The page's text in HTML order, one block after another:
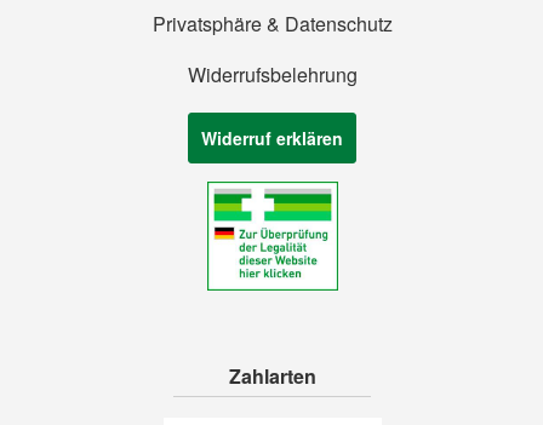
Privatsphäre & Datenschutz
Widerrufsbelehrung
Widerruf erklären
Zahlarten